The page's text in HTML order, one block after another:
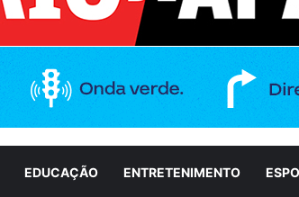
EDUCAÇÃO ENTRETENIMENTO